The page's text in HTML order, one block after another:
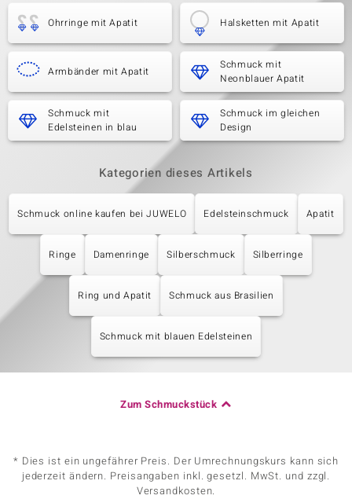
Ohrringe mit Apatit Halsketten mit Apatit
Armbänder mit Apatit
Schmuck mit
Neonblauer Apatit
Schmuck mit
Edelsteinen in blau
Schmuck im gleichen
Design
Kategorien dieses Artikels
Schmuck online kaufen bei JUWELO Edelsteinschmuck Apatit
Ringe Damenringe Silberschmuck Silberringe
Ring und Apatit Schmuck aus Brasilien
Schmuck mit blauen Edelsteinen
Zum Schmuckstück
* Dies ist ein ungefährer Preis. Der Umrechnungskurs kann sich
jederzeit ändern. Preisangaben inkl. gesetzl. MwSt. und zzgl.
Versandkosten.